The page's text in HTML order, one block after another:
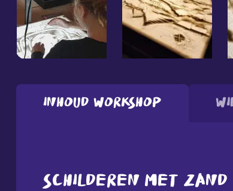
Inhoud workshop
SCHILDEREN MET ZAND